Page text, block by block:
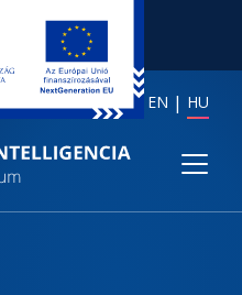
EN HU